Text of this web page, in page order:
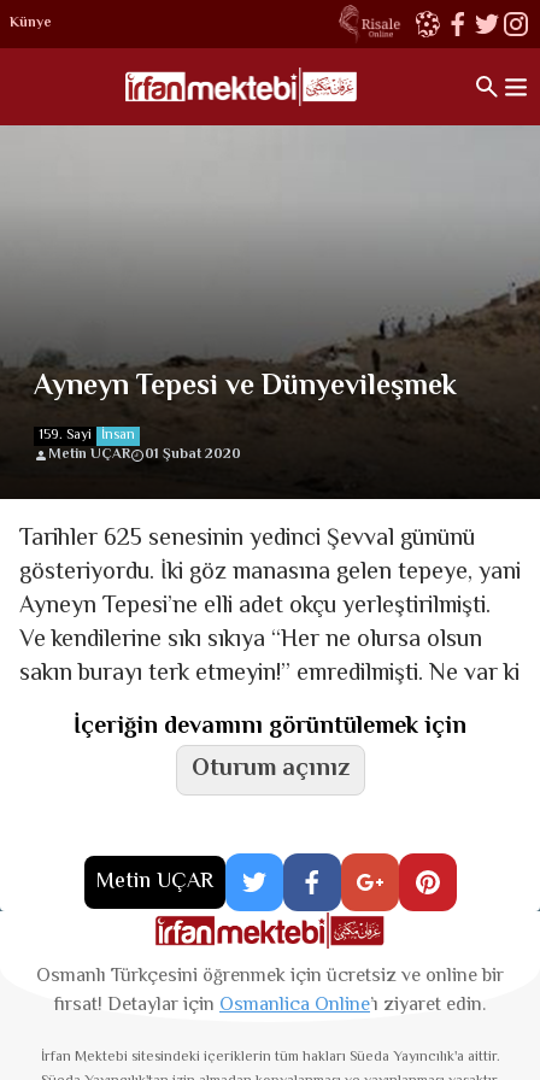
Künye
Ayneyn Tepesi ve Dünyevileşmek
159. Sayi İnsan
Metin UÇAR
01 Şubat 2020
Tarihler 625 senesinin yedinci Şevval gününü
gösteriyordu. İki göz manasına gelen tepeye, yani
Ayneyn Tepesi’ne elli adet okçu yerleştirilmişti.
Ve kendilerine sıkı sıkıya “Her ne olursa olsun
sakın burayı terk etmeyin!” emredilmişti. Ne var ki
İçeriğin devamını görüntülemek için
Oturum açınız
Metin UÇAR
Osmanlı Türkçesini öğrenmek için ücretsiz ve online bir
fırsat! Detaylar için Osmanlica Online’ı ziyaret edin.
İrfan Mektebi sitesindeki içeriklerin tüm hakları Süeda Yayıncılık'a aittir.